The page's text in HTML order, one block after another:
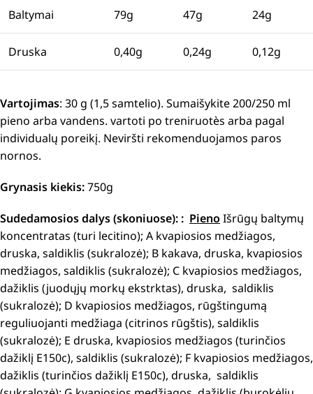
Baltymai 79g 47g 24g
Druska 0,40g 0,24g 0,12g
Vartojimas: 30 g (1,5 samtelio). Sumaišykite 200/250 ml
pieno arba vandens. vartoti po treniruotès arba pagal
individualų poreikį. Neviršti rekomenduojamos paros
nornos.
Grynasis kiekis:750g
Sudedamosios dalys (skoniuose): : Pieno Išrūgų baltymų
koncentratas (turi lecitino); A kvapiosios medžiagos,
druska, saldiklis (sukralozė); B kakava, druska, kvapiosios
medžiagos, saldiklis (sukralozė); C kvapiosios medžiagos,
dažiklis (juodųjų morkų ekstrktas), druska, saldiklis
(sukralozė); D kvapiosios medžiagos, rūgštingumą
reguliuojanti medžiaga (citrinos rūgštis), saldiklis
(sukralozė); E druska, kvapiosios medžiagos (turinčios
dažiklį E150c), saldiklis (sukralozė); F kvapiosios medžiagos,
dažiklis (turinčios dažiklį E150c), druska, saldiklis